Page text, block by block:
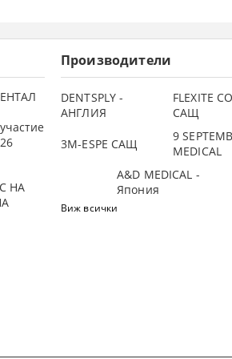
НА
Производители
DENTSPLY -
АНГЛИЯ
FLEXITE
САЩ
3М-ESPE САЩ
9
MEDICAL
A&D MEDICAL -
Япония
Виж всички